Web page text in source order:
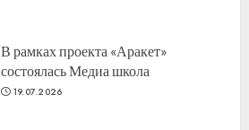
В рамках проекта «Аракет»
состоялась Медиа школа
19.07.2026